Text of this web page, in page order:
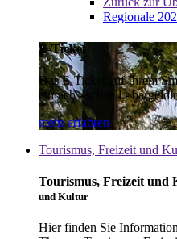
Regionale
E-Ticket
Das E-Ticket auf Ihrem
einfach - schnell -
mehr erfahren
Tourismus, Freizeit und
Tourismus, Freizeit und
und Kultur
Hier finden Sie